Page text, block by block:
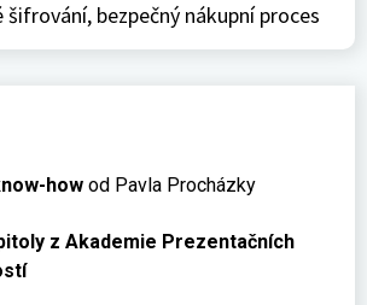
šifrování, bezpečný nákupní proces
how od Pavla Procházky
z Akademie Prezentačních